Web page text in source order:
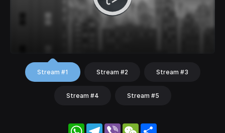
Stream #1 Stream #2 Stream #3
Stream #4 Stream #5
WhatsApp
Telegram
Viber WeChat